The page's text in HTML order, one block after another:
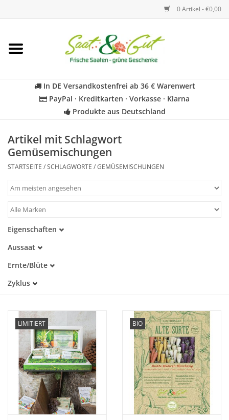
0 Artikel - €0,00
Startseite
Kräuter
BIO
Für Kinder
Katalog
In DE Versandkostenfrei ab 36 € Warenwert
PayPal · Kreditkarten · Vorkasse · Klarna
Produkte aus Deutschland
Artikel mit Schlagwort
Gemüsemischungen
STARTSEITE /SCHLAGWORTE /GEMÜSEMISCHUNGEN
Eigenschaften
Alte Sorte
Warmkeimer
Lichtkeimer
Aussaat
Februar
März
Juni
Juli
August
September
Oktober
Dezember
Ernte/Blüte
Februar
April
Mai
Juni
Juli
August
September
Oktober
November
Dezember
Zyklus
LIMITIERT BIO